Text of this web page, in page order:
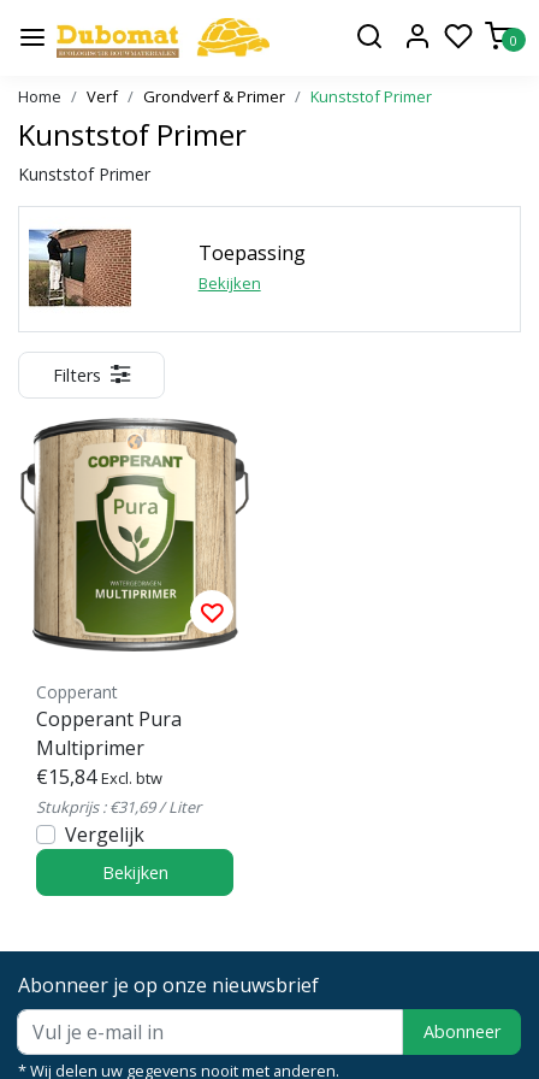
0
Home Verf Grondverf & Primer Kunststof Primer
Kunststof Primer
Kunststof Primer
Toepassing
Bekijken
Filters
Copperant
Copperant Pura
Multiprimer
€15,84 Excl. btw
Stukprijs : €31,69 / Liter
Vergelijk
Bekijken
Abonneer je op onze nieuwsbrief
Abonneer
* Wij delen uw gegevens nooit met anderen.